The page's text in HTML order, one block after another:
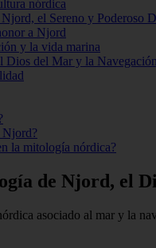
nórdica
el Sereno y Poderoso
a Njord
y la vida marina
Dios del Mar y la Navegación
Njord?
la mitología nórdica?
de Njord, el
asociado al mar y la